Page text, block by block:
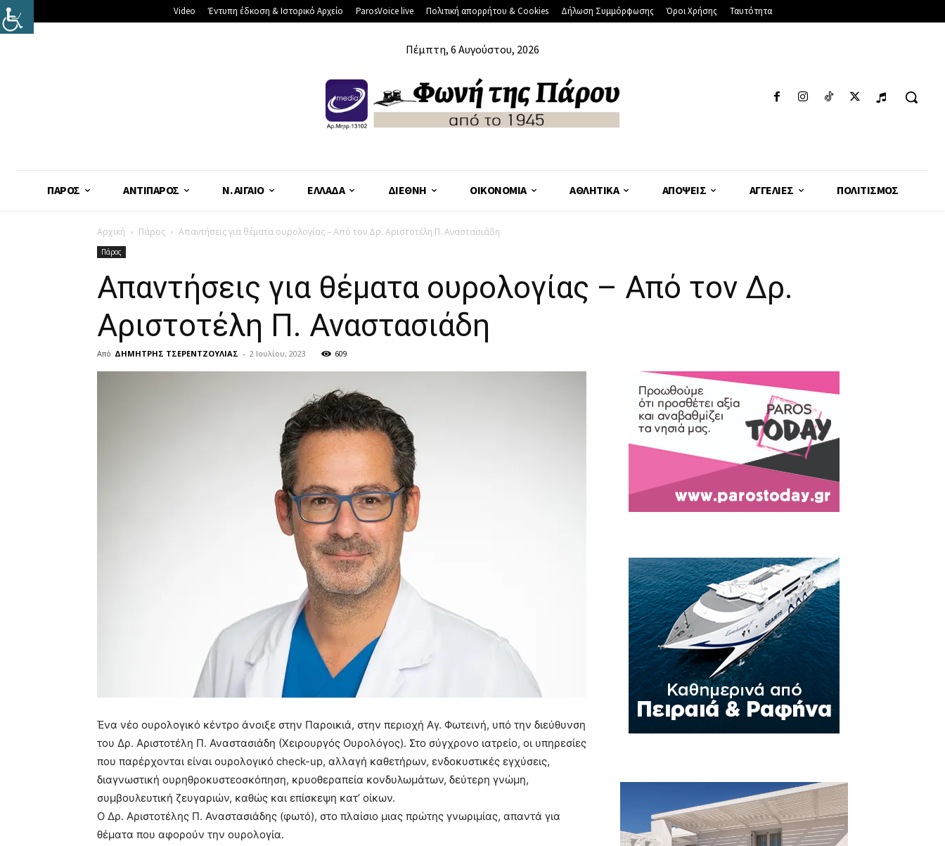
Video Έντυπη έδκοση & Ιστορικό Αρχείο ParosVoice live Πολιτική απορρήτου & Cookies Δήλωση Συμμόρφωσης Όροι Χρήσης Ταυτότητα
Πέμπτη, 6 Αυγούστου, 2026
ΠΆΡΟΣ ΑΝΤΊΠΑΡΟΣ Ν. ΑΙΓΑΊΟ ΕΛΛΆΔΑ ΔΙΕΘΝΉ ΟΙΚΟΝΟΜΊΑ ΑΘΛΗΤΙΚΆ ΑΠΌΨΕΙΣ ΑΓΓΕΛΊΕΣ ΠΟΛΙΤΙΣΜΌΣ
Αρχική Πάρος Απαντήσεις για θέματα ουρολογίας – Από τον Δρ. Αριστοτέλη Π. Αναστασιάδη
Πάρος
Απαντήσεις για θέματα ουρολογίας – Από τον Δρ.
Αριστοτέλη Π. Αναστασιάδη
Από ΔΗΜΗΤΡΗΣ ΤΣΕΡΕΝΤΖΟΥΛΙΑΣ - 2 Ιουλίου, 2023 609
Ένα νέο ουρολογικό κέντρο άνοιξε στην Παροικιά, στην περιοχή Αγ. Φωτεινή, υπό την διεύθυνση
του Δρ. Αριστοτέλη Π. Αναστασιάδη (Χειρουργός Ουρολόγος). Στο σύγχρονο ιατρείο, οι υπηρεσίες
που παρέρχονται είναι ουρολογικό check-up, αλλαγή καθετήρων, ενδοκυστικές εγχύσεις,
διαγνωστική ουρηθροκυστεοσκόπηση, κρυοθεραπεία κονδυλωμάτων, δεύτερη γνώμη,
συμβουλευτική ζευγαριών, καθώς και επίσκεψη κατ’ οίκων.
Ο Δρ. Αριστοτέλης Π. Αναστασιάδης (φωτό), στο πλαίσιο μιας πρώτης γνωριμίας, απαντά για
θέματα που αφορούν την ουρολογία.